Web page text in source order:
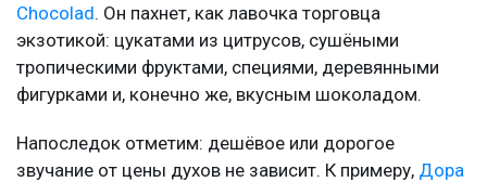
Chocolad. Он пахнет, как лавочка торговца
экзотикой: цукатами из цитрусов, сушёными
тропическими фруктами, специями, деревянными
фигурками и, конечно же, вкусным шоколадом.
Напоследок отметим: дешёвое или дорогое
звучание от цены духов не зависит. К примеру, Дора